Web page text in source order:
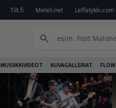
Tilt.fi Meteli.net Leffatykki.com
MUSIIKKIVIDEOT KUVAGALLERIAT FLOW